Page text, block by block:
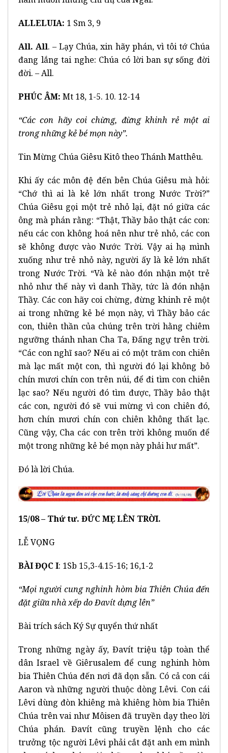
ALLELUIA: 1 Sm 3, 9
All. All. – Lạy Chúa, xin hãy phán, vì tôi tớ Chúa
đang lắng tai nghe: Chúa có lời ban sự sống đời
đời. – All.
PHÚC ÂM: Mt 18, 1-5. 10. 12-14
“Các con hãy coi chừng, đừng khinh rẻ một ai
trong những kẻ bé mọn này”.
Tin Mừng Chúa Giêsu Kitô theo Thánh Matthêu.
Khi ấy các môn đệ đến bên Chúa Giêsu mà hỏi:
“Chớ thì ai là kẻ lớn nhất trong Nước Trời?”
Chúa Giêsu gọi một trẻ nhỏ lại, đặt nó giữa các
ông mà phán rằng: “Thật, Thầy bảo thật các con:
nếu các con không hoá nên như trẻ nhỏ, các con
sẽ không được vào Nước Trời. Vậy ai hạ mình
xuống như trẻ nhỏ này, người ấy là kẻ lớn nhất
trong Nước Trời. “Và kẻ nào đón nhận một trẻ
nhỏ như thế này vì danh Thầy, tức là đón nhận
Thầy. Các con hãy coi chừng, đừng khinh rẻ một
ai trong những kẻ bé mọn này, vì Thầy bảo các
con, thiên thần của chúng trên trời hằng chiêm
ngưỡng thánh nhan Cha Ta, Đấng ngự trên trời.
“Các con nghĩ sao? Nếu ai có một trăm con chiên
mà lạc mất một con, thì người đó lại không bỏ
chín mươi chín con trên núi, để đi tìm con chiên
lạc sao? Nếu người đó tìm được, Thầy bảo thật
các con, người đó sẽ vui mừng vì con chiên đó,
hơn chín mươi chín con chiên không thất lạc.
Cũng vậy, Cha các con trên trời không muốn để
một trong những kẻ bé mọn này phải hư mất”.
Đó là lời Chúa.
15/08 – Thứ tư. ĐỨC MẸ LÊN TRỜI.
LỄ VỌNG
BÀI ĐỌC I: 1Sb 15,3-4.15-16; 16,1-2
“Mọi người cung nghinh hòm bia Thiên Chúa đến
đặt giữa nhà xếp do Đavít dựng lên”
Bài trích sách Ký Sự quyển thứ nhất
Trong những ngày ấy, Đavít triệu tập toàn thể
dân Israel về Giêrusalem để cung nghinh hòm
bia Thiên Chúa đến nơi đã dọn sẵn. Có cả con cái
Aaron và những người thuộc dòng Lêvi. Con cái
Lêvi dùng đòn khiêng mà khiêng hòm bia Thiên
Chúa trên vai như Môisen đã truyền dạy theo lời
Chúa phán. Đavít cũng truyền lệnh cho các
trưởng tộc người Lêvi phải cắt đặt anh em mình